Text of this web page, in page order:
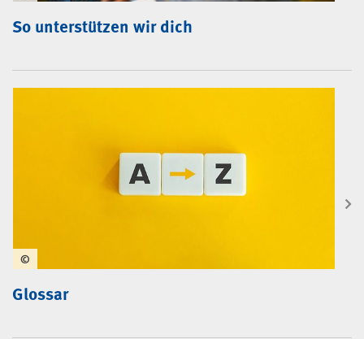
So unterstützen wir dich
Glossar
©